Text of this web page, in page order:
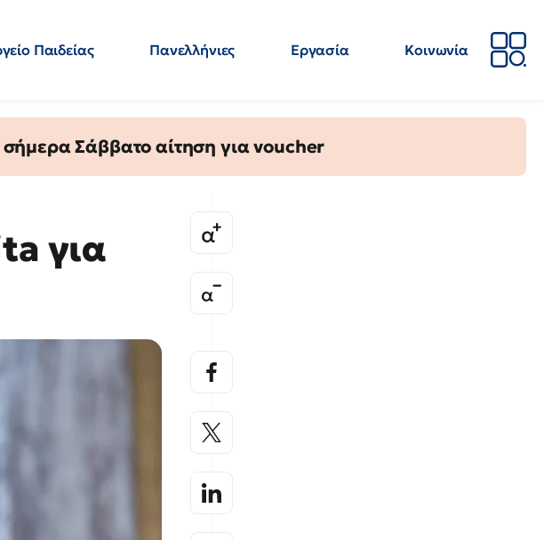
Παιδείας Πανελλήνιες Εργασία
Κοινωνία
Σάββατο αίτηση για voucher
για